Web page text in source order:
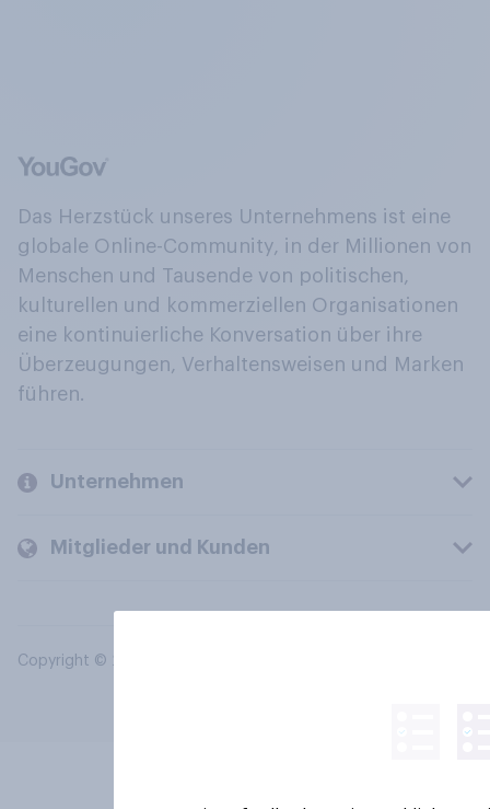
Das Herzstück unseres Unternehmens ist eine
globale Online-Community, in der Millionen von
Menschen und Tausende von politischen,
kulturellen und kommerziellen Organisationen
eine kontinuierliche Konversation über ihre
Überzeugungen, Verhaltensweisen und Marken
führen.
Unternehmen
Mitglieder und Kunden
Copyright © 2026 YouGov PLC. Alle Rechte vorbehalten.